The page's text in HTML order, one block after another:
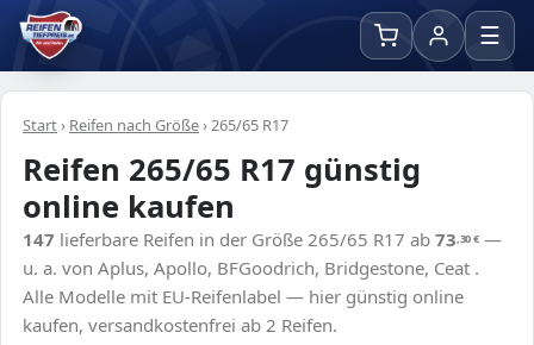
☰
Start› Reifen nach Größe›265/65 R17
Reifen 265/65 R17 günstig
online kaufen
147 lieferbare Reifen in der Größe 265/65 R17 ab 73,30€ —
u. a. von Aplus, Apollo, BFGoodrich, Bridgestone, Ceat .
Alle Modelle mit EU-Reifenlabel — hier günstig online
kaufen, versandkostenfrei ab 2 Reifen.